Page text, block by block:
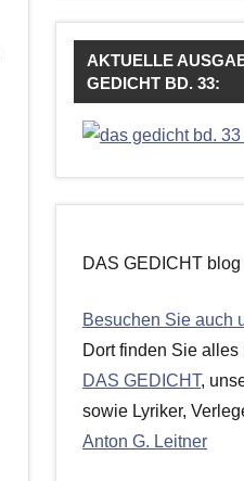
AKTUELLE
GEDICHT BD. 33:
DAS GEDICHT
Besuchen Sie auch
Dort finden Sie
DAS GEDICHT,
sowie Lyriker,
Anton G. Leitner